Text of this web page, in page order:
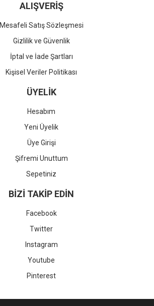
ALIŞVERİŞ
Mesafeli Satış Sözleşmesi
Gizlilik ve Güvenlik
İptal ve İade Şartları
Kişisel Veriler Politikası
ÜYELİK
Hesabım
Yeni Üyelik
Üye Girişi
Şifremi Unuttum
Sepetiniz
BİZİ TAKİP EDİN
Facebook
Twitter
Instagram
Youtube
Pinterest